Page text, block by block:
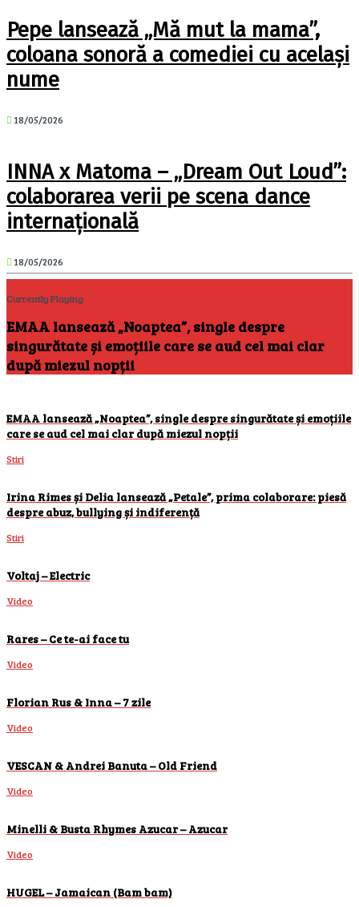
Pepe lansează „Mă mut la mama”,
coloana sonoră a comediei cu același
nume
18/05/2026
INNA x Matoma – „Dream Out Loud”:
colaborarea verii pe scena dance
internațională
18/05/2026
Currently Playing
EMAA lansează „Noaptea”, single despre
singurătate și emoțiile care se aud cel mai clar
după miezul nopții
EMAA lansează „Noaptea”, single despre singurătate și emoțiile
care se aud cel mai clar după miezul nopții
Stiri
Irina Rimes și Delia lansează „Petale”, prima colaborare: piesă
despre abuz, bullying și indiferență
Stiri
Voltaj – Electric
Video
Rares – Ce te-ai face tu
Video
Florian Rus & Inna – 7 zile
Video
VESCAN & Andrei Banuta – Old Friend
Video
Minelli & Busta Rhymes Azucar – Azucar
Video
HUGEL – Jamaican (Bam bam)